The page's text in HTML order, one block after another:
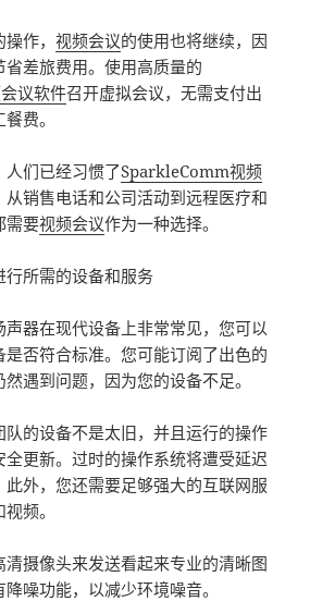
操作，视频会议的使用也将继续，因
差旅费用。使用高质量的
议软件召开虚拟会议，无需支付出
费。
人们已经习惯了SparkleComm视频
从销售电话和公司活动到远程医疗和
需要视频会议作为一种选择。
行所需的设备和服务
器在现代设备上非常常见，您可以
否符合标准。您可能订阅了出色的
遇到问题，因为您的设备不足。
的设备不是太旧，并且运行的操作
更新。过时的操作系统将遭受延迟
外，您还需要足够强大的互联网服
频。
摄像头来发送看起来专业的清晰图
噪功能，以减少环境噪音。